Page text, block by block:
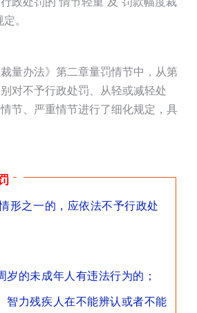
。
裁量办法》第二章量罚情节中，从第
对不予行政处罚、从轻或减轻处
节、严重情节进行了细化规定，具
形之一的，应依法不予行政处
岁的未成年人有违法行为的；
智力残疾人在不能辨认或者不能